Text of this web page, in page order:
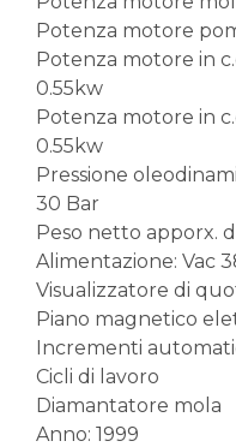
Potenza motore
Potenza motore in
0.55kw
Potenza motore in
0.55kw
Pressione
30 Bar
Peso netto apporx.
Alimentazione: Vac
Visualizzatore di
Piano magnetico
Incrementi
Cicli di lavoro
Diamantatore mola
Anno: 1999